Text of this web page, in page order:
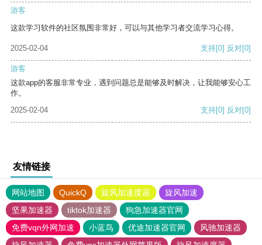
游客
这款学习软件的社区氛围非常好，可以与其他学习者交流学习心得。
2025-02-04 支持[0] 反对[0]
游客
这款app的客服非常专业，遇到问题总是能够及时解决，让我能够安心工
作。
2025-02-04
支持[0] 反对[0]
友情链接
网站地图 QuickQ 旋风加速度器
旋风加速
坚果加速器
tiktok加速器
狗急加速器官网
免费vqn外网加速
小蓝鸟 优途加速器官网
风驰加速器